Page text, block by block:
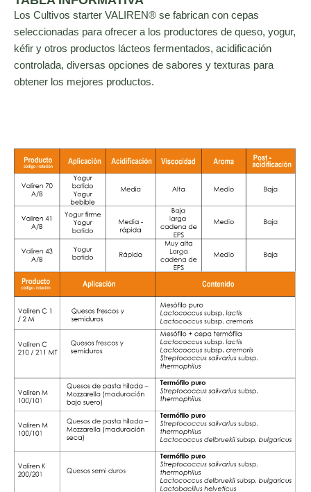
Los Cultivos starter VALIREN® se fabrican con cepas
seleccionadas para ofrecer a los productores de queso, yogur,
kéfir y otros productos lácteos fermentados, acidificación
controlada, diversas opciones de sabores y texturas para
obtener los mejores productos.